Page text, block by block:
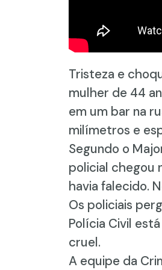
Tristeza e
mulher de 44
em um bar na
milímetros e
Segundo o
policial chegou
havia falecido.
Os policiais
Polícia Civil
cruel.
A equipe da